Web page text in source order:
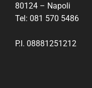
80124 – Napoli
Tel: 081 570 5486
P.I. 08881251212